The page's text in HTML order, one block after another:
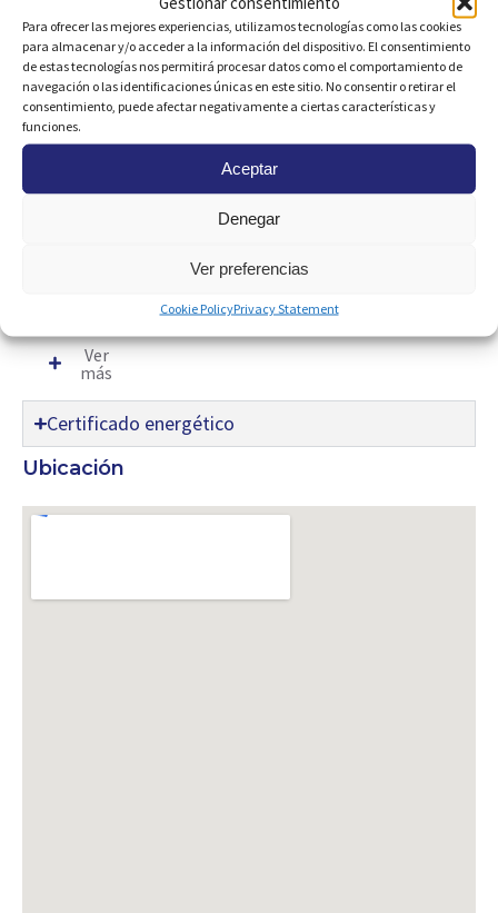
Para ofrecer las mejores experiencias, utilizamos tecnologías como las cookies
para almacenar y/o acceder a la información del dispositivo. El consentimiento
de estas tecnologías nos permitirá procesar datos como el comportamiento de
navegación o las identificaciones únicas en este sitio. No consentir o retirar el
consentimiento, puede afectar negativamente a ciertas características y
funciones.
Aceptar
Denegar
Ver preferencias
Cookie PolicyPrivacy Statement
Check out:
calendar_month
Moderno estudio en pleno centro de Dehesa de
Campoamor, totalmente reformado. El piso consta de un
acristalada. Se encuentra muy cerca de la playa.
Características
Ver
más
Certificado energético
Ubicación